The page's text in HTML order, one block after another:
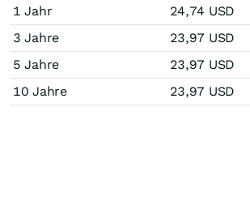
1 Jahr
24,74 USD
3 Jahre
23,97 USD
5 Jahre
23,97 USD
10 Jahre
23,97 USD